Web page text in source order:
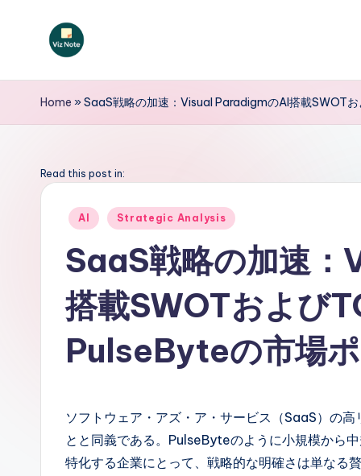
V
iz
o
Home »SaaS戦略の加速：Visual ParadigmのAI搭載SWOT
Read this post in:
Posted
AI Strategic Analysis
SaaS戦略の加速
搭載SWOTおよび
PulseByteの市場
ソフトウェア・アズ・ア・サービス（SaaS）の
とと同義である。PulseByteのように小規模から
特化する企業にとって、戦略的な明確さは単なる